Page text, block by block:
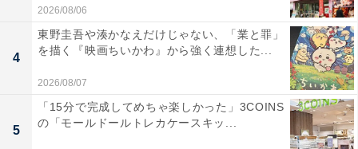
鮮な地魚の舟盛りやアジの干物を楽しめる宿【6
月25日】
2026/08/06
4
東野圭吾や湊かなえだけじゃない、「業と罪」
を描く『映画ちいかわ』から強く連想した...
2026/08/07
5
「15分で完成してめちゃ楽しかった」3COINS
の「モールドールトレカケースキッ...